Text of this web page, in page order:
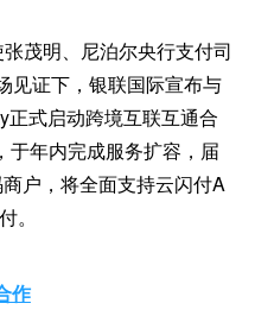
茂明、尼泊尔央行支付司
见证下，银联国际宣布与
正式启动跨境互联互通合
于年内完成服务扩容，届
户，将全面支持云闪付A
。
作